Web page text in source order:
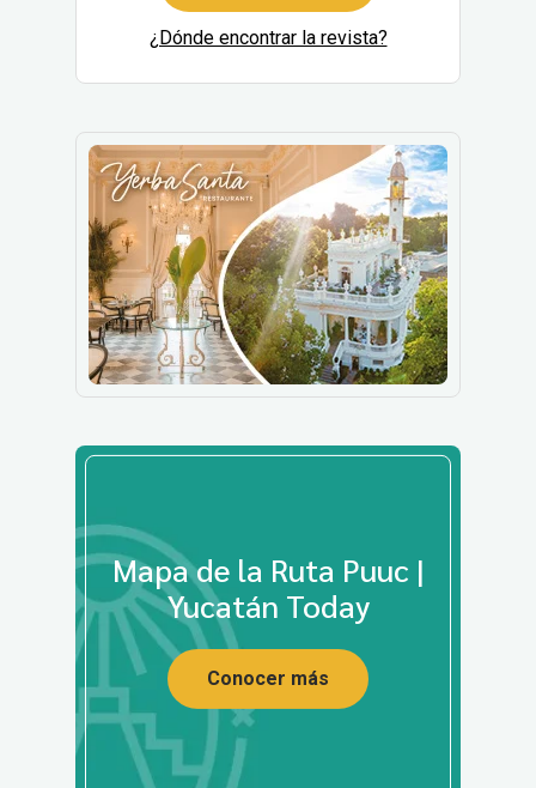
¿Dónde encontrar la revista?
Mapa de la Ruta Puuc |
Yucatán Today
Conocer más